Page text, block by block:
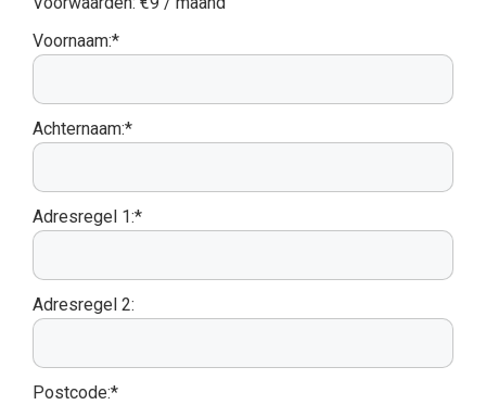
Voornaam:*
Achternaam:*
Adresregel 1:*
Adresregel 2:
Postcode:*